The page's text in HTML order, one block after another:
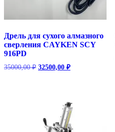
Дрель для сухого алмазного
сверления CAYKEN SCY
916PD
35000,00₽ Первоначальная
32500,00 ₽Текущая